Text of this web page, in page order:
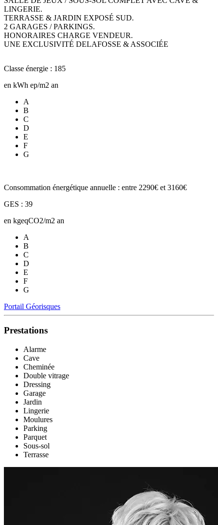
LINGERIE.
TERRASSE & JARDIN EXPOSÉ SUD.
2 GARAGES / PARKINGS.
HONORAIRES CHARGE VENDEUR.
UNE EXCLUSIVITÉ DELAFOSSE & ASSOCIÉE
Classe énergie : 185
en kWh ep/m2 an
A
B
C
D
E
F
G
Consommation énergétique annuelle : entre 2290€ et 3160€
GES : 39
en kgeqCO2/m2 an
A
B
C
D
E
F
G
Portail Géorisques
Prestations
Alarme
Cave
Cheminée
Double vitrage
Dressing
Garage
Jardin
Lingerie
Moulures
Parking
Parquet
Sous-sol
Terrasse